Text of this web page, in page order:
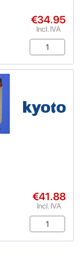
€34.95
Incl. IVA
€41.88
Incl. IVA